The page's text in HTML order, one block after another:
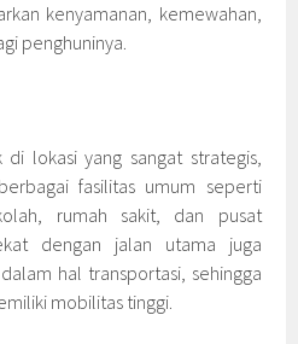
kenyamanan, kemewahan,
penghuninya.
lokasi yang sangat strategis,
fasilitas umum seperti
rumah sakit, dan pusat
dengan jalan utama juga
hal transportasi, sehingga
mobilitas tinggi.